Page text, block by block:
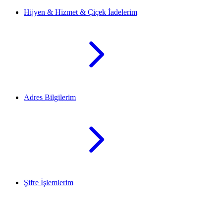
Hijyen & Hizmet & Çiçek İadelerim
Adres Bilgilerim
Şifre İşlemlerim